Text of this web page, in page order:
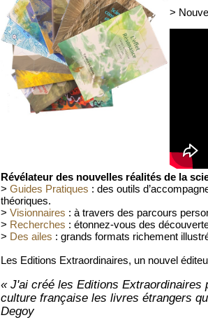
>
Révélateur des nouvelles réalités de la
>Guides Pratiques :des outils
théoriques.
>Visionnaires :à travers des parcours
> Recherches : étonnez-vous des
> Des ailes : grands formats richement
Les Editions Extraordinaires, un nouvel
« J'ai créé les Editions
culture française les livres étrangers
Degoy